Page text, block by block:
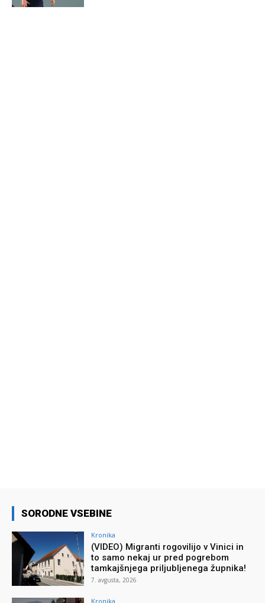
SORODNE VSEBINE
Kronika
(VIDEO) Migranti rogovilijo v Vinici in
to samo nekaj ur pred pogrebom
tamkajšnjega priljubljenega župnika!
7. avgusta, 2026
Kronika